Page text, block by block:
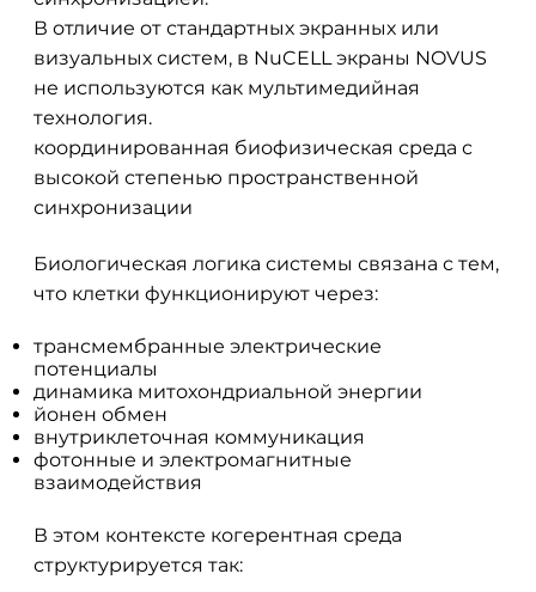
В отличие от стандартных экранных или
визуальных систем, в NuCELL экраны NOVUS
не используются как мультимедийная
технология.
координированная биофизическая среда с
высокой степенью пространственной
синхронизации
Биологическая логика системы связана с тем,
что клетки функционируют через:
трансмембранные электрические
потенциалы
динамика митохондриальной энергии
йонен обмен
внутриклеточная коммуникация
фотонные и электромагнитные
взаимодействия
В этом контексте когерентная среда
структурируется так: